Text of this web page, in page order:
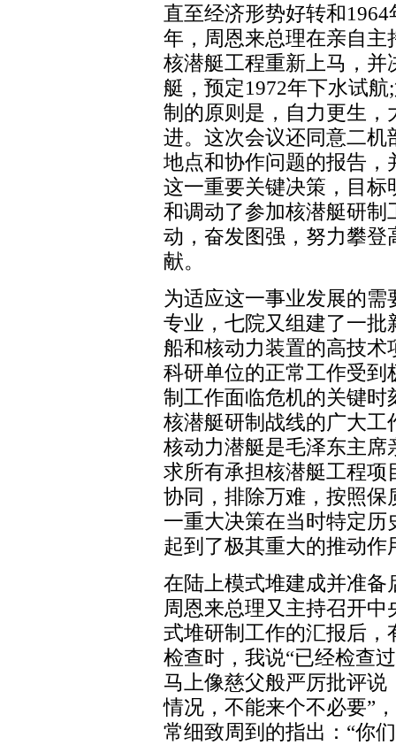
直至经济形势好转和
年，周恩来总理在亲自
核潜艇工程重新上马，
艇，预定1972年下水试
制的原则是，自力更生
进。这次会议还同意二
地点和协作问题的报告，
这一重要关键决策，目
和调动了参加核潜艇研
动，奋发图强，努力攀
献。
为适应这一事业发展的
专业，七院又组建了一
船和核动力装置的高技
科研单位的正常工作受
制工作面临危机的关键时
核潜艇研制战线的广大工
核动力潜艇是毛泽东主
求所有承担核潜艇工程
协同，排除万难，按照
一重大决策在当时特定
起到了极其重大的推动作
在陆上模式堆建成并准备
周恩来总理又主持召开
式堆研制工作的汇报后
检查时，我说“已经检查
马上像慈父般严厉批评说
情况，不能来个不必要”
常细致周到的指出：“你